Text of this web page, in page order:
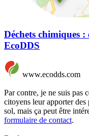
Déchets chimiques
EcoDDS
www.ecodds.com
Par contre, je ne suis pas
citoyens leur apporter
sol, mais ça peut être
formulaire de contact.